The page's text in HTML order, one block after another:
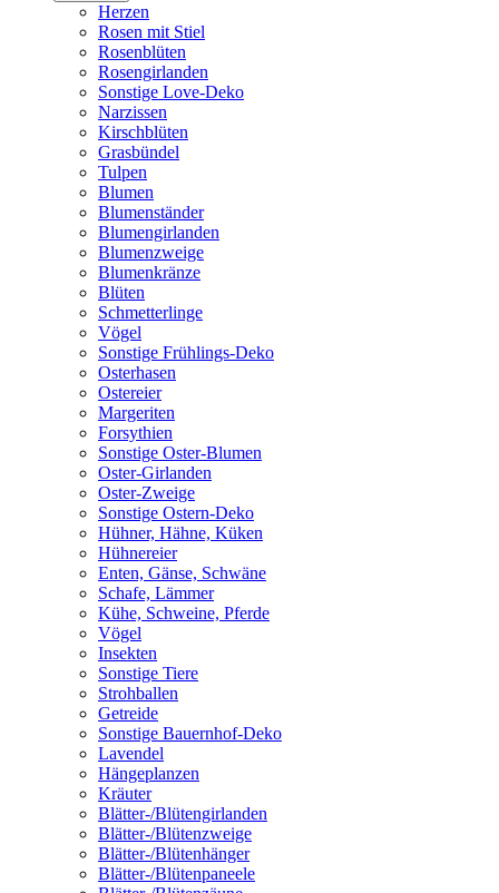
Herzen
Rosen mit Stiel
Rosenblüten
Rosengirlanden
Sonstige Love-Deko
Narzissen
Kirschblüten
Grasbündel
Tulpen
Blumen
Blumenständer
Blumengirlanden
Blumenzweige
Blumenkränze
Blüten
Schmetterlinge
Vögel
Sonstige Frühlings-Deko
Osterhasen
Ostereier
Margeriten
Forsythien
Sonstige Oster-Blumen
Oster-Girlanden
Oster-Zweige
Sonstige Ostern-Deko
Hühner, Hähne, Küken
Hühnereier
Enten, Gänse, Schwäne
Schafe, Lämmer
Kühe, Schweine, Pferde
Vögel
Insekten
Sonstige Tiere
Strohballen
Getreide
Sonstige Bauernhof-Deko
Lavendel
Hängeplanzen
Kräuter
Blätter-/Blütengirlanden
Blätter-/Blütenzweige
Blätter-/Blütenhänger
Blätter-/Blütenpaneele